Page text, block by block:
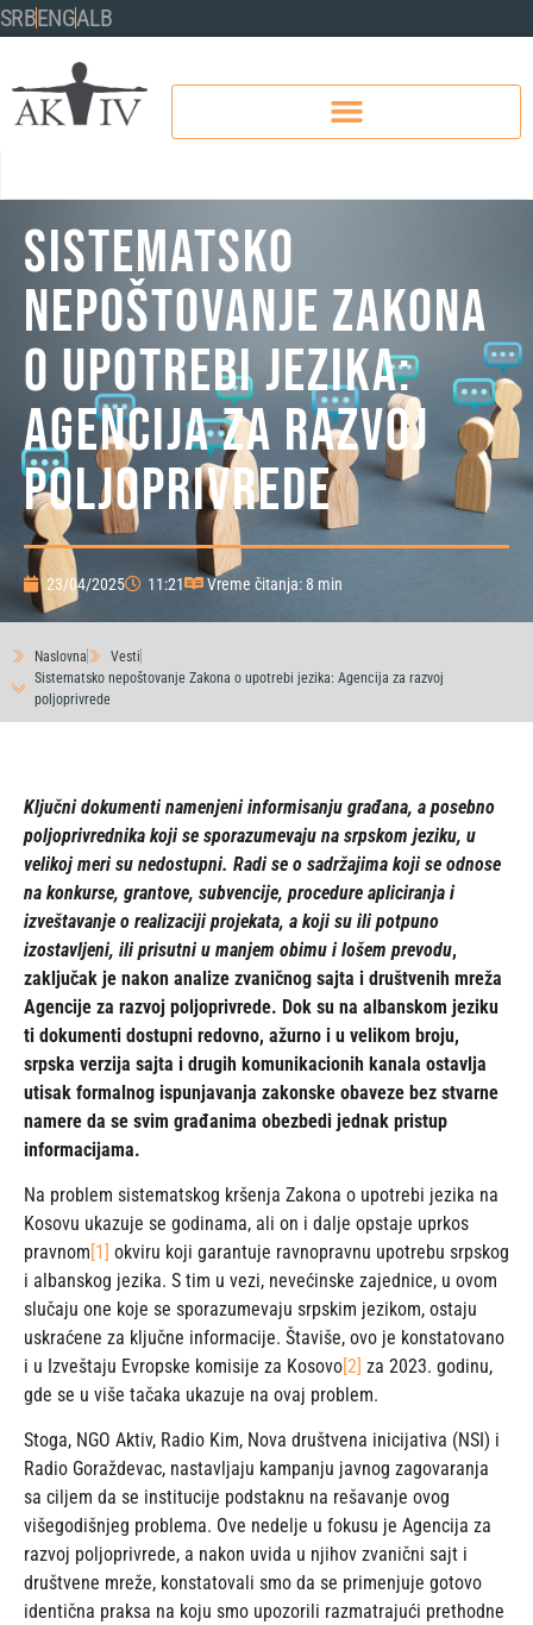
SRBENGALB
Sistematsko
nepoštovanje Zakona
o upotrebi jezika:
Agencija za razvoj
poljoprivrede
23/04/2025 11:21 Vreme čitanja: 8 min
Naslovna
Vesti
Sistematsko nepoštovanje Zakona o upotrebi jezika: Agencija za razvoj
poljoprivrede
Ključni dokumenti namenjeni informisanju građana, a posebno
poljoprivrednika koji se sporazumevaju na srpskom jeziku, u
velikoj meri su nedostupni. Radi se o sadržajima koji se odnose
na konkurse, grantove, subvencije, procedure apliciranja i
izveštavanje o realizaciji projekata, a koji su ili potpuno
izostavljeni, ili prisutni u manjem obimu i lošem prevodu,
zaključak je nakon analize zvaničnog sajta i društvenih mreža
Agencije za razvoj poljoprivrede. Dok su na albanskom jeziku
ti dokumenti dostupni redovno, ažurno i u velikom broju,
srpska verzija sajta i drugih komunikacionih kanala ostavlja
utisak formalnog ispunjavanja zakonske obaveze bez stvarne
namere da se svim građanima obezbedi jednak pristup
informacijama.
Na problem sistematskog kršenja Zakona o upotrebi jezika na
Kosovu ukazuje se godinama, ali on i dalje opstaje uprkos
pravnom[1] okviru koji garantuje ravnopravnu upotrebu srpskog
i albanskog jezika. S tim u vezi, nevećinske zajednice, u ovom
slučaju one koje se sporazumevaju srpskim jezikom, ostaju
uskraćene za ključne informacije. Štaviše, ovo je konstatovano
i u Izveštaju Evropske komisije za Kosovo[2] za 2023. godinu,
gde se u više tačaka ukazuje na ovaj problem.
Stoga, NGO Aktiv, Radio Kim, Nova društvena inicijativa (NSI) i
Radio Goraždevac, nastavljaju kampanju javnog zagovaranja
sa ciljem da se institucije podstaknu na rešavanje ovog
višegodišnjeg problema. Ove nedelje u fokusu je Agencija za
razvoj poljoprivrede, a nakon uvida u njihov zvanični sajt i
društvene mreže, konstatovali smo da se primenjuje gotovo
identična praksa na koju smo upozorili razmatrajući prethodne